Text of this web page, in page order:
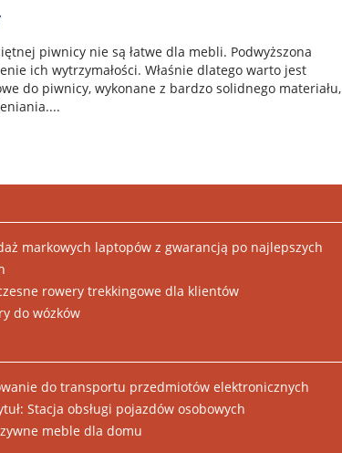
piwnicy nie są łatwe dla mebli. Podwyższona
ich wytrzymałości. Właśnie dlatego warto jest
do piwnicy, wykonane z bardzo solidnego materiału,
markowych laptopów z gwarancją po najlepszych
rowery trekkingowe dla klientów
do wózków
do transportu przedmiotów elektronicznych
Stacja obsługi pojazdów osobowych
meble dla domu